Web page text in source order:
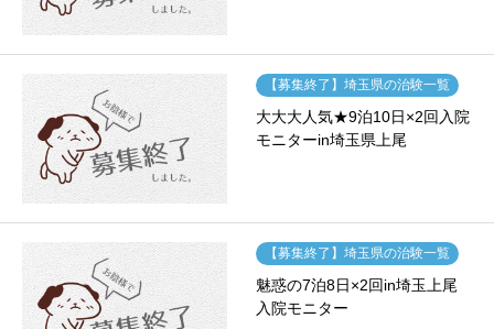
【募集終了】埼玉県の治験一覧
大大大人気★9泊10日×2回入院
モニターin埼玉県上尾
【募集終了】埼玉県の治験一覧
魅惑の7泊8日×2回in埼玉上尾
入院モニター